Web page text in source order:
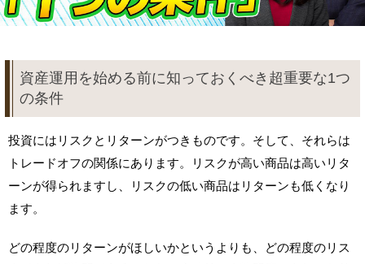
資産運用を始める前に知っておくべき超重要な1つ
の条件
投資にはリスクとリターンがつきものです。そして、それらは
トレードオフの関係にあります。リスクが高い商品は高いリタ
ーンが得られますし、リスクの低い商品はリターンも低くなり
ます。
どの程度のリターンがほしいかというよりも、どの程度のリス